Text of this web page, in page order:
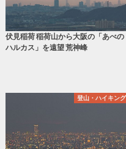
伏見稲荷 稲荷山から大阪の「あべの
ハルカス」を遠望 荒神峰
登山・ハイキング